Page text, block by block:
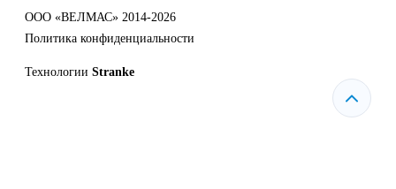
ООО «ВЕЛМАС» 2014-2026
Политика конфиденциальности
Технологии Stranke